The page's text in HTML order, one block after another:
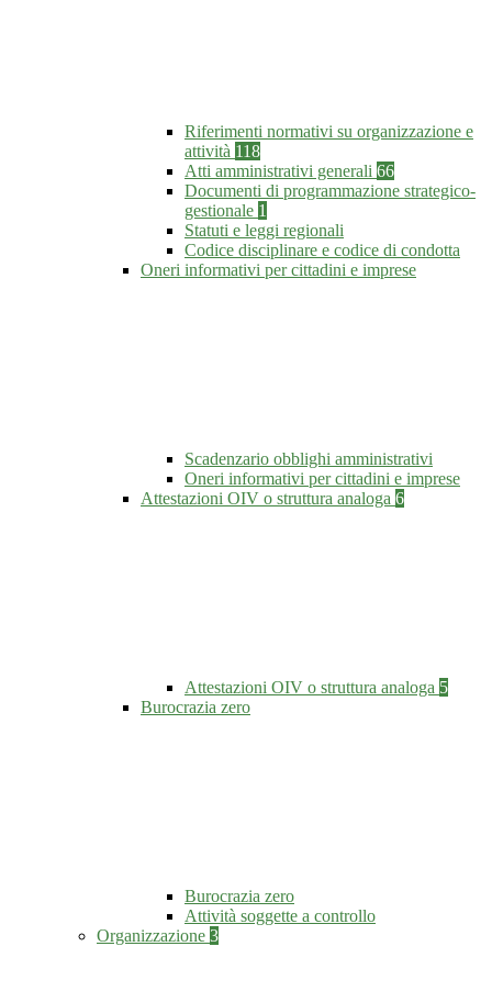
Riferimenti normativi su organizzazione e
attività 118
Atti amministrativi generali 66
Documenti di programmazione strategico-
gestionale 1
Statuti e leggi regionali
Codice disciplinare e codice di condotta
Oneri informativi per cittadini e imprese
Scadenzario obblighi amministrativi
Oneri informativi per cittadini e imprese
Attestazioni OIV o struttura analoga 6
Attestazioni OIV o struttura analoga 5
Burocrazia zero
Burocrazia zero
Attività soggette a controllo
Organizzazione 3